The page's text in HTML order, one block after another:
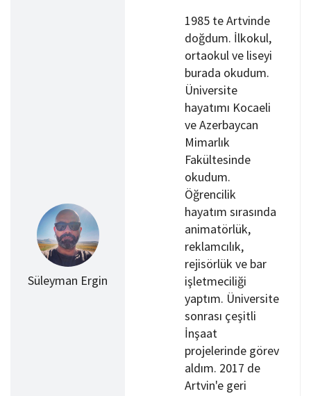
Süleyman Ergin
1985 te Artvinde
doğdum. İlkokul,
ortaokul ve liseyi
burada okudum.
Üniversite
hayatımı Kocaeli
ve Azerbaycan
Mimarlık
Fakültesinde
okudum.
Öğrencilik
hayatım sırasında
animatörlük,
reklamcılık,
rejisörlük ve bar
işletmeciliği
yaptım. Üniversite
sonrası çeşitli
İnşaat
projelerinde görev
aldım. 2017 de
Artvin'e geri